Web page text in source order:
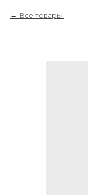
Все товары